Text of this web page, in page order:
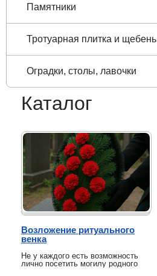
Памятники
Тротуарная плитка и щебень
Оградки, столы, лавочки
Каталог
Возложение ритуального
венка
Не у каждого есть возможность
лично посетить могилу родного